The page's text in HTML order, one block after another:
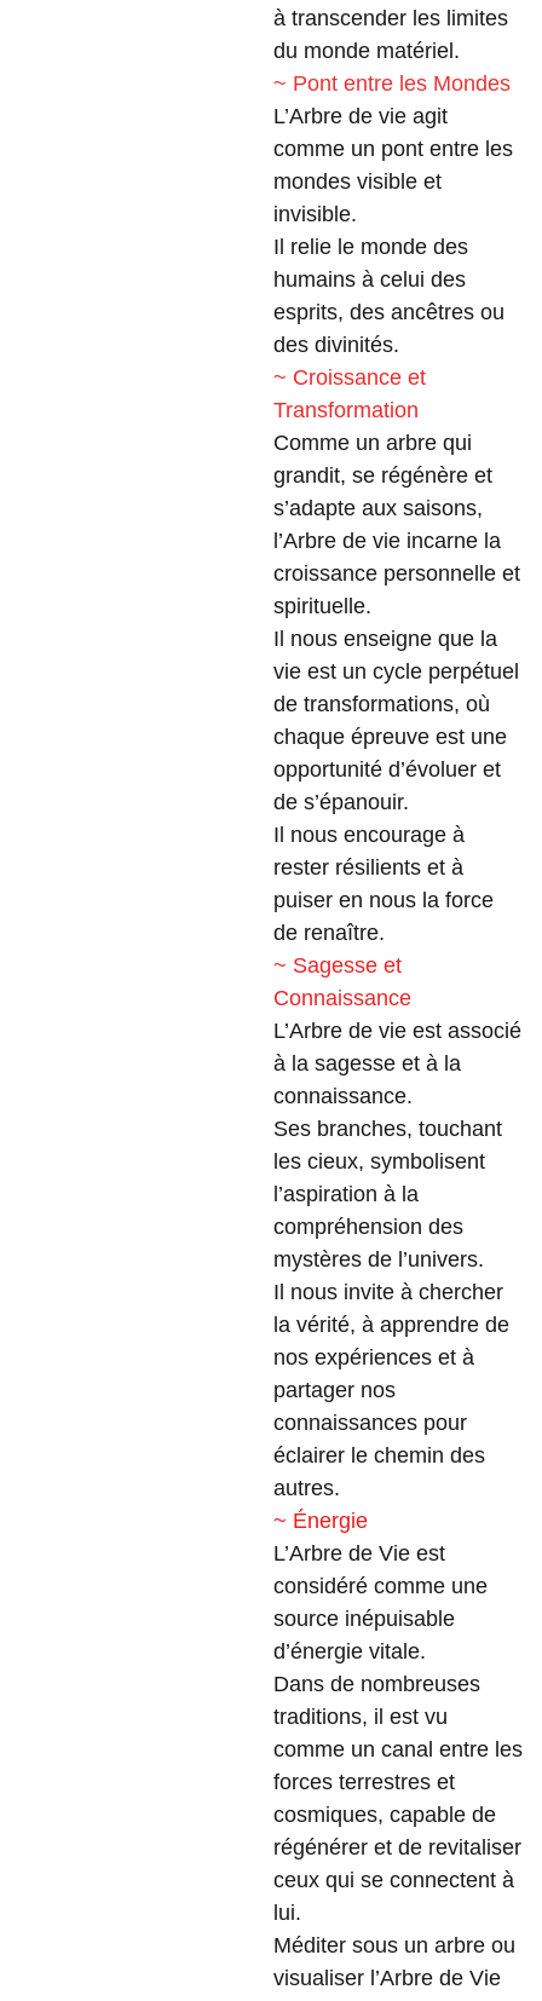
à transcender les limites
du monde matériel.
~ Pont entre les Mondes
L’Arbre de vie agit
comme un pont entre les
mondes visible et
invisible.
Il relie le monde des
humains à celui des
esprits, des ancêtres ou
des divinités.
~ Croissance et
Transformation
Comme un arbre qui
grandit, se régénère et
s’adapte aux saisons,
l’Arbre de vie incarne la
croissance personnelle et
spirituelle.
Il nous enseigne que la
vie est un cycle perpétuel
de transformations, où
chaque épreuve est une
opportunité d’évoluer et
de s’épanouir.
Il nous encourage à
rester résilients et à
puiser en nous la force
de renaître.
~ Sagesse et
Connaissance
L’Arbre de vie est associé
à la sagesse et à la
connaissance.
Ses branches, touchant
les cieux, symbolisent
l’aspiration à la
compréhension des
mystères de l’univers.
Il nous invite à chercher
la vérité, à apprendre de
nos expériences et à
partager nos
connaissances pour
éclairer le chemin des
autres.
~ Énergie
L’Arbre de Vie est
considéré comme une
source inépuisable
d’énergie vitale.
Dans de nombreuses
traditions, il est vu
comme un canal entre les
forces terrestres et
cosmiques, capable de
régénérer et de revitaliser
ceux qui se connectent à
lui.
Méditer sous un arbre ou
visualiser l’Arbre de Vie